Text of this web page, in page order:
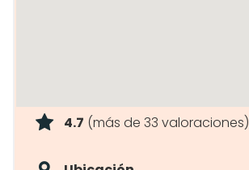
4.7 (más de 33 valoraciones)